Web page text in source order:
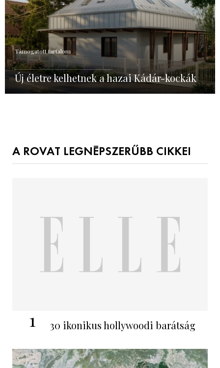
Támogatott tartalom
Új életre kelhetnek a hazai Kádár-kockák
A ROVAT LEGNÉPSZERŰBB CIKKEI
1 30 ikonikus hollywoodi barátság